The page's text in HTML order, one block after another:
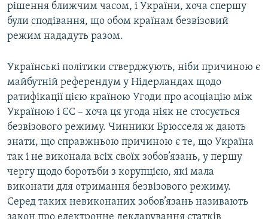
рішення ближчим часом, і України, хоча спершу
були сподівання, що обом країнам безвізовий
режим нададуть разом.
Українські політики стверджують, ніби причиною є
майбутній референдум у Нідерландах щодо
ратифікації цією країною Угоди про асоціацію між
Україною і ЄС – хоча ця угода ніяк не стосується
безвізового режиму. Чинники Брюсселя ж дають
знати, що справжньою причиною є те, що Україна
так і не виконала всіх своїх зобов’язань, у першу
чергу щодо боротьби з корупцією, які мала
виконати для отримання безвізового режиму.
Серед таких невиконаних зобов’язань називають